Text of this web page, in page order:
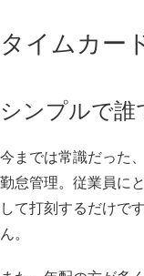
タイムカー
シンプルで誰
今までは常識だった
勤怠管理。従業員に
して打刻するだけで
ん。